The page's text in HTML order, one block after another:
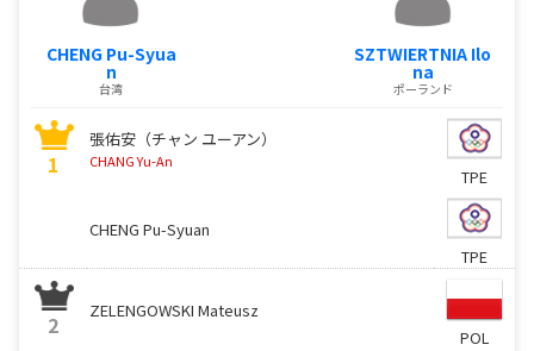
CHENG Pu-Syua
n
台湾
SZTWIERTNIA Ilo
na
ポーランド
1
張佑安（チャン ユーアン）
CHANG Yu-An
TPE
CHENG Pu-Syuan
TPE
2
ZELENGOWSKI Mateusz
POL